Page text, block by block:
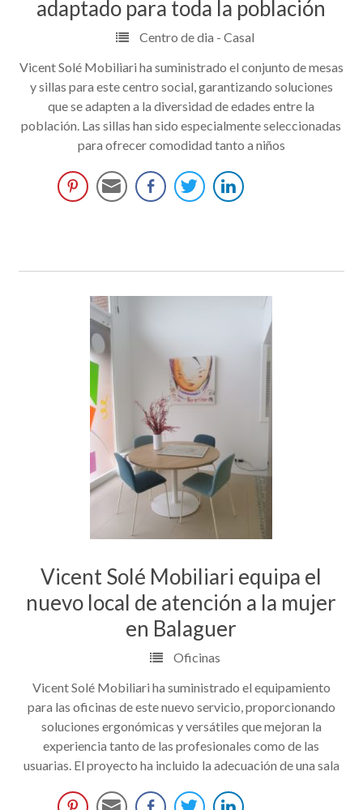
adaptado para toda la población
Centro de dia - Casal
Vicent Solé Mobiliari ha suministrado el conjunto de mesas
y sillas para este centro social, garantizando soluciones
que se adapten a la diversidad de edades entre la
población. Las sillas han sido especialmente seleccionadas
para ofrecer comodidad tanto a niños
Vicent Solé Mobiliari equipa el
nuevo local de atención a la mujer
en Balaguer
Oficinas
Vicent Solé Mobiliari ha suministrado el equipamiento
para las oficinas de este nuevo servicio, proporcionando
soluciones ergonómicas y versátiles que mejoran la
experiencia tanto de las profesionales como de las
usuarias. El proyecto ha incluido la adecuación de una sala